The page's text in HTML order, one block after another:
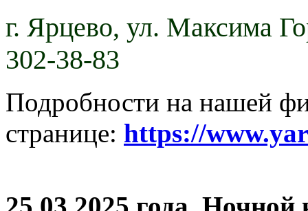
г. Ярцево, ул. Максима
302-38-83
Подробности на нашей
странице: https://